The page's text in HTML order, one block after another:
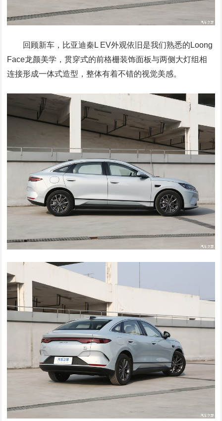
回顾新车，比亚迪秦L EV外观依旧是我们熟悉的Loong
Face龙颜美学，贯穿式的前格栅装饰面板与两侧大灯组相
连接形成一体式造型，整体有着不错的视觉美感。